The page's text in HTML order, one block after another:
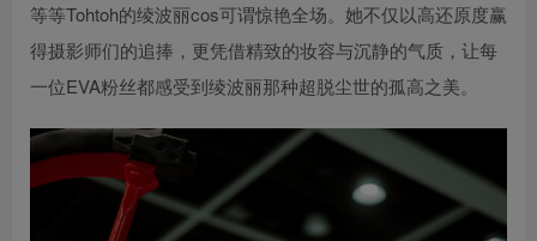
等等Tohtoh的绫波丽cos可谓惊艳全场。她不仅以高还原度赢
得摄影师们的追捧，更凭借精致的妆容与沉静的气质，让每
一位EVA粉丝都感受到绫波丽那种超脱尘世的孤高之美。